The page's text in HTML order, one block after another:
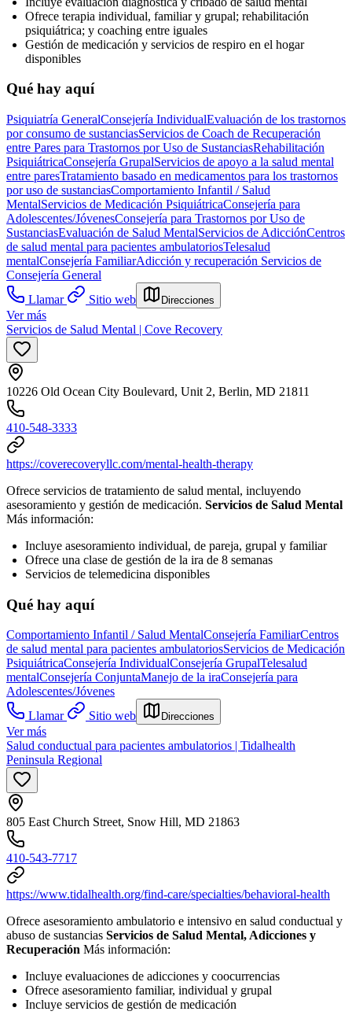
Ofrece terapia individual, familiar y grupal; rehabilitación
psiquiátrica; y coaching entre iguales
Gestión de medicación y servicios de respiro en el hogar
disponibles
Qué hay aquí
Psiquiatría GeneralConsejería IndividualEvaluación de los trastornos
por consumo de sustanciasServicios de Coach de Recuperación
entre Pares para Trastornos por Uso de SustanciasRehabilitación
PsiquiátricaConsejería GrupalServicios de apoyo a la salud mental
entre paresTratamiento basado en medicamentos para los trastornos
por uso de sustanciasComportamiento Infantil / Salud
MentalServicios de Medicación PsiquiátricaConsejería para
Adolescentes/JóvenesConsejería para Trastornos por Uso de
SustanciasEvaluación de Salud MentalServicios de AdicciónCentros
de salud mental para pacientes ambulatoriosTelesalud
mentalConsejería FamiliarAdicción y recuperación Servicios de
Consejería General
Llamar
Sitio web Direcciones
Ver más
Servicios de Salud Mental | Cove Recovery
10226 Old Ocean City Boulevard, Unit 2, Berlin, MD 21811
410-548-3333
https://coverecoveryllc.com/mental-health-therapy
Ofrece servicios de tratamiento de salud mental, incluyendo
asesoramiento y gestión de medicación. Servicios de Salud Mental
Más información:
Incluye asesoramiento individual, de pareja, grupal y familiar
Ofrece una clase de gestión de la ira de 8 semanas
Servicios de telemedicina disponibles
Qué hay aquí
Comportamiento Infantil / Salud MentalConsejería FamiliarCentros
de salud mental para pacientes ambulatoriosServicios de Medicación
PsiquiátricaConsejería IndividualConsejería GrupalTelesalud
mentalConsejería ConjuntaManejo de la iraConsejería para
Adolescentes/Jóvenes
Llamar
Sitio web Direcciones
Ver más
Salud conductual para pacientes ambulatorios | Tidalhealth
Peninsula Regional
805 East Church Street, Snow Hill, MD 21863
410-543-7717
https://www.tidalhealth.org/find-care/specialties/behavioral-health
Ofrece asesoramiento ambulatorio e intensivo en salud conductual y
abuso de sustancias Servicios de Salud Mental, Adicciones y
Recuperación Más información:
Incluye evaluaciones de adicciones y coocurrencias
Ofrece asesoramiento familiar, individual y grupal
Incluye servicios de gestión de medicación